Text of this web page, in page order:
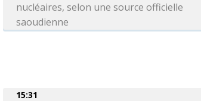
nucléaires, selon une source officielle
saoudienne
15:31